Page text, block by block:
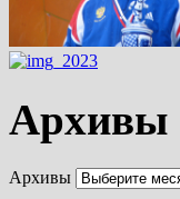
Архивы
Архивы